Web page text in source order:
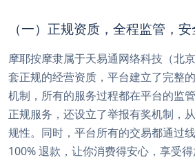
（一）正规资质，全程监管，
摩耶按摩隶属于天易通网络科技（北
套正规的经营资质，平台建立了完整
机制，所有的服务过程都在平台的监
正规服务，还设立了举报有奖机制，
规性。同时，平台所有的交易都通过
100% 退款，让你消费得安心，享受得